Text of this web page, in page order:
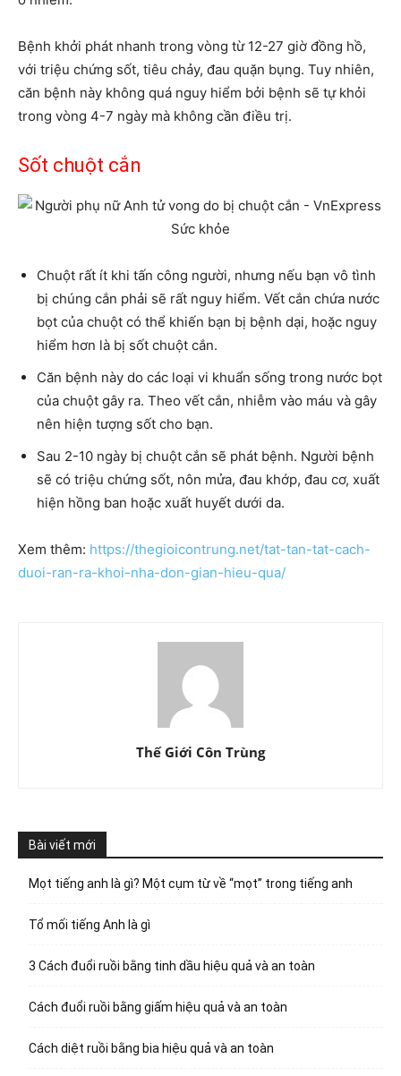
Bệnh khởi phát nhanh trong vòng từ 12-27 giờ đồng hồ,
với triệu chứng sốt, tiêu chảy, đau quặn bụng. Tuy nhiên,
căn bệnh này không quá nguy hiểm bởi bệnh sẽ tự khỏi
trong vòng 4-7 ngày mà không cần điều trị.
Sốt chuột cắn
Chuột rất ít khi tấn công người, nhưng nếu bạn vô tình
bị chúng cắn phải sẽ rất nguy hiểm. Vết cắn chứa nước
bọt của chuột có thể khiến bạn bị bệnh dại, hoặc nguy
hiểm hơn là bị sốt chuột cắn.
Căn bệnh này do các loại vi khuẩn sống trong nước bọt
của chuột gây ra. Theo vết cắn, nhiễm vào máu và gây
nên hiện tượng sốt cho bạn.
Sau 2-10 ngày bị chuột cắn sẽ phát bệnh. Người bệnh
sẽ có triệu chứng sốt, nôn mửa, đau khớp, đau cơ, xuất
hiện hồng ban hoặc xuất huyết dưới da.
Xem thêm: https://thegioicontrung.net/tat-tan-tat-cach-
duoi-ran-ra-khoi-nha-don-gian-hieu-qua/
Thế Giới Côn Trùng
Bài viết mới
Mọt tiếng anh là gì? Một cụm từ về “mọt” trong tiếng anh
Tổ mối tiếng Anh là gì
3 Cách đuổi ruồi bằng tinh dầu hiệu quả và an toàn
Cách đuổi ruồi bằng giấm hiệu quả và an toàn
Cách diệt ruồi bằng bia hiệu quả và an toàn